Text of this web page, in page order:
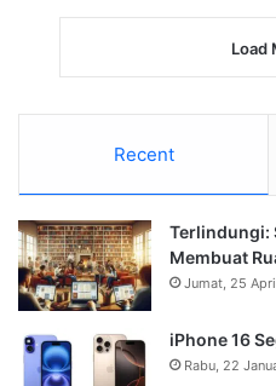
Load
Recent
Terlindungi:
Membuat
Jumat, 25
iPhone 16
Rabu, 22